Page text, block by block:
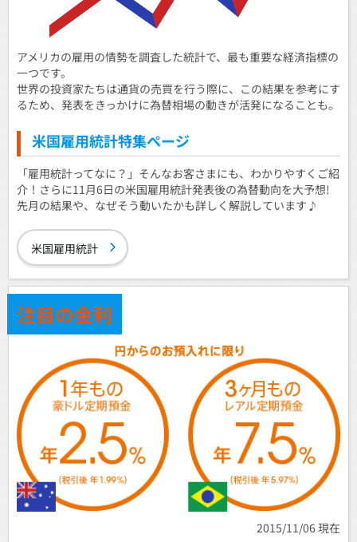
アメリカの雇用の情勢を調査した統計で、最も重要な経済指標の
一つです。
世界の投資家たちは通貨の売買を行う際に、この結果を参考にす
るため、発表をきっかけに為替相場の動きが活発になることも。
米国雇用統計特集ページ
「雇用統計ってなに？」そんなお客さまにも、わかりやすくご紹
介！さらに11月6日の米国雇用統計発表後の為替動向を大予想!
先月の結果や、なぜそう動いたかも詳しく解説しています♪
米国雇用統計
注目の金利
2015/11/06 現在